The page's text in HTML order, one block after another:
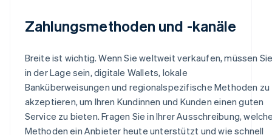
Zahlungsmethoden und -kanäle
Breite ist wichtig. Wenn Sie weltweit verkaufen, müssen
in der Lage sein, digitale Wallets, lokale
Banküberweisungen und regionalspezifische Methoden zu
akzeptieren, um Ihren Kundinnen und Kunden einen guten
Service zu bieten. Fragen Sie in Ihrer Ausschreibung,
Methoden ein Anbieter heute unterstützt und wie schnell